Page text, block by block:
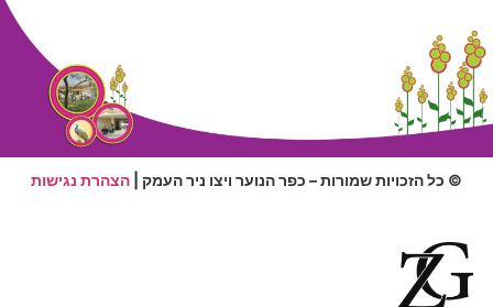
© כל הזכויות שמורות – כפר הנוער ויצו ניר העמק | הצהרת נגישות